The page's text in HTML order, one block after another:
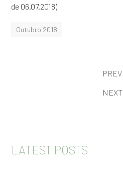
de 06.07.2018)
Outubro 2018
PREV
NEXT
LATEST POSTS